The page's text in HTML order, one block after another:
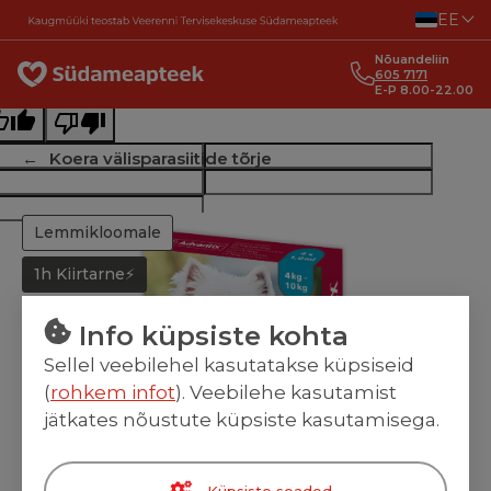
EE
Nõuandeliin
605 7171
E-P 8.00-22.00
Koera välisparasiitide tõrje
Lemmikloomale
1h Kiirtarne⚡
text
this translation
feedback will be used to help improve Google Translate
Info küpsiste kohta
Sellel veebilehel kasutatakse küpsiseid
(rohkem infot). Veebilehe kasutamist
jätkates nõustute küpsiste kasutamisega.